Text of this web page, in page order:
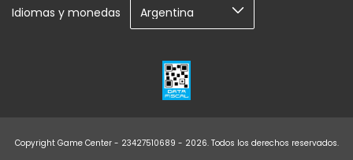
Idiomas y monedas
Copyright Game Center - 23427510689 - 2026. Todos los derechos reservados.